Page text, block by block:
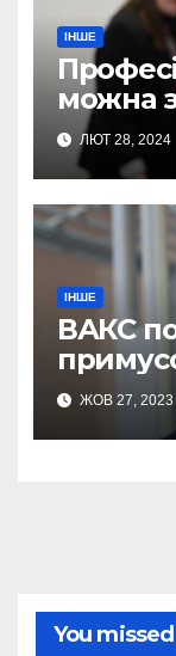
ІНШЕ
можна
ЛЮТ 28, 2024
ІНШЕ
ВАКС
ЖОВ 27, 2023
You missed